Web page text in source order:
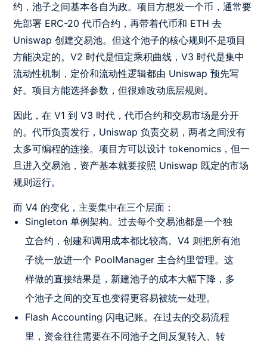
约，池子之间基本各自为政。项目方想发一个币，通常要
先部署 ERC-20 代币合约，再带着代币和 ETH 去
Uniswap 创建交易池。但这个池子的核心规则不是项目
方能决定的。V2 时代是恒定乘积曲线，V3 时代是集中
流动性机制，定价和流动性逻辑都由 Uniswap 预先写
好。项目方能选择参数，但很难改动底层规则。
因此，在 V1 到 V3 时代，代币合约和交易市场是分开
的。代币负责发行，Uniswap 负责交易，两者之间没有
太多可编程的连接。项目方可以设计 tokenomics，但一
旦进入交易池，资产基本就要按照 Uniswap 既定的市场
规则运行。
而 V4 的变化，主要集中在三个层面：
Singleton 单例架构。过去每个交易池都是一个独
立合约，创建和调用成本都比较高。V4 则把所有池
子统一放进一个 PoolManager 主合约里管理。这
样做的直接结果是，新建池子的成本大幅下降，多
个池子之间的交互也变得更容易被统一处理。
Flash Accounting 闪电记账。在过去的交易流程
里，资金往往需要在不同池子之间反复转入、转